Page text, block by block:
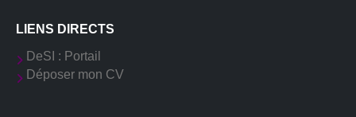
LIENS DIRECTS
DeSI : Portail
Déposer mon CV